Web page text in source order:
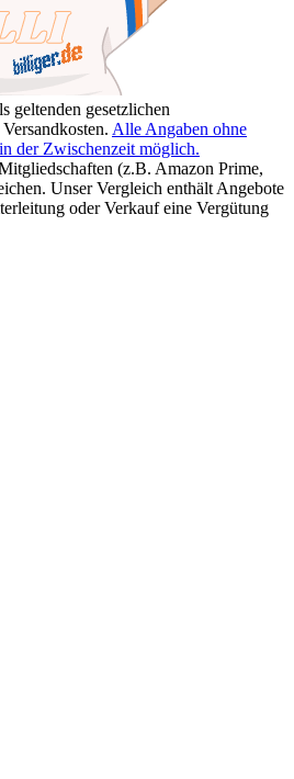
geltenden gesetzlichen
Alle Angaben ohne
der Zwischenzeit möglich.
(z.B. Amazon Prime,
Unser Vergleich enthält Angebote
oder Verkauf eine Vergütung